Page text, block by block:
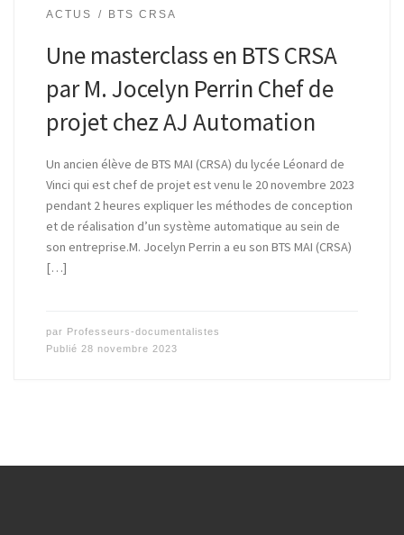
ACTUS BTS CRSA
Une masterclass en BTS CRSA
par M. Jocelyn Perrin Chef de
projet chez AJ Automation
Un ancien élève de BTS MAI (CRSA) du lycée Léonard de
Vinci qui est chef de projet est venu le 20 novembre 2023
pendant 2 heures expliquer les méthodes de conception
et de réalisation d’un système automatique au sein de
son entreprise.M. Jocelyn Perrin a eu son BTS MAI (CRSA)
[…]
par Professeurs-documentalistes
Publié 28 novembre 2023